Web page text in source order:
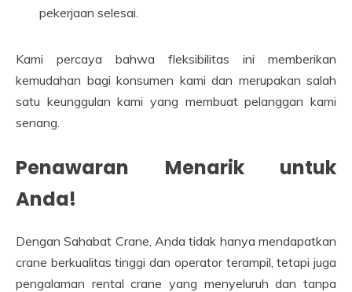
pekerjaan selesai.
Kami percaya bahwa fleksibilitas ini memberikan
kemudahan bagi konsumen kami dan merupakan salah
satu keunggulan kami yang membuat pelanggan kami
senang.
Penawaran Menarik untuk
Anda!
Dengan Sahabat Crane, Anda tidak hanya mendapatkan
crane berkualitas tinggi dan operator terampil, tetapi juga
pengalaman rental crane yang menyeluruh dan tanpa